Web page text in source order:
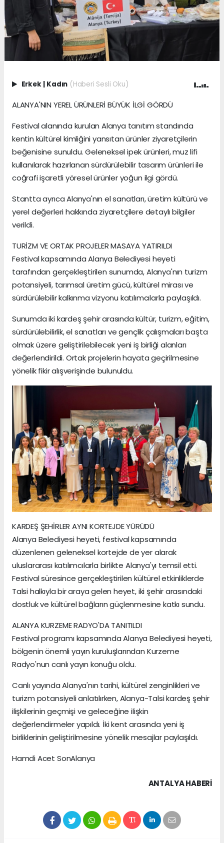
Erkek | Kadın (Haberi Sesli Oku)
ALANYA'NIN YEREL ÜRÜNLERİ BÜYÜK İLGİ GÖRDÜ
Festival alanında kurulan Alanya tanıtım standında
kentin kültürel kimliğini yansıtan ürünler ziyaretçilerin
beğenisine sunuldu. Geleneksel ipek ürünleri, muz lifi
kullanılarak hazırlanan sürdürülebilir tasarım ürünleri ile
coğrafi işaretli yöresel ürünler yoğun ilgi gördü.
Stantta ayrıca Alanya'nın el sanatları, üretim kültürü ve
yerel değerleri hakkında ziyaretçilere detaylı bilgiler
verildi.
TURİZM VE ORTAK PROJELER MASAYA YATIRILDI
Festival kapsamında Alanya Belediyesi heyeti
tarafından gerçekleştirilen sunumda, Alanya'nın turizm
potansiyeli, tarımsal üretim gücü, kültürel mirası ve
sürdürülebilir kalkınma vizyonu katılımcılarla paylaşıldı.
Sunumda iki kardeş şehir arasında kültür, turizm, eğitim,
sürdürülebilirlik, el sanatları ve gençlik çalışmaları başta
olmak üzere geliştirilebilecek yeni iş birliği alanları
değerlendirildi. Ortak projelerin hayata geçirilmesine
yönelik fikir alışverişinde bulunuldu.
KARDEŞ ŞEHİRLER AYNI KORTEJDE YÜRÜDÜ
Alanya Belediyesi heyeti, festival kapsamında
düzenlenen geleneksel kortejde de yer alarak
uluslararası katılımcılarla birlikte Alanya'yı temsil etti.
Festival süresince gerçekleştirilen kültürel etkinliklerde
Talsi halkıyla bir araya gelen heyet, iki şehir arasındaki
dostluk ve kültürel bağların güçlenmesine katkı sundu.
ALANYA KURZEME RADYO'DA TANITILDI
Festival programı kapsamında Alanya Belediyesi heyeti,
bölgenin önemli yayın kuruluşlarından Kurzeme
Radyo'nun canlı yayın konuğu oldu.
Canlı yayında Alanya'nın tarihi, kültürel zenginlikleri ve
turizm potansiyeli anlatılırken, Alanya-Talsi kardeş şehir
ilişkilerinin geçmişi ve geleceğine ilişkin
değerlendirmeler yapıldı. İki kent arasında yeni iş
birliklerinin geliştirilmesine yönelik mesajlar paylaşıldı.
Hamdi Acet SonAlanya
ANTALYA HABERİ